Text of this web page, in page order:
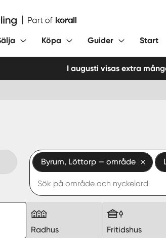
Köpa Guider Start
I augusti visas extra
Byrum, Löttorp — område
Radhus Fritidshus